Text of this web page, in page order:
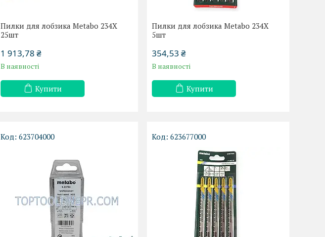
Пилки для лобзика Metabo 234Х
25шт
1 913,78 ₴
В наявності
Купити
Пилки для лобзика Metabo 234Х
5шт
354,53 ₴
В наявності
Купити
623704000 623677000